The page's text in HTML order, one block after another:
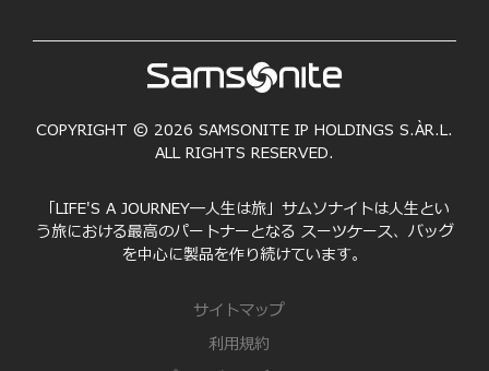
COPYRIGHT © 2026 SAMSONITE IP HOLDINGS S.ÀR.L.
ALL RIGHTS RESERVED.
「LIFE'S A JOURNEY―人生は旅」サムソナイトは人生とい
う旅における最高のパートナーとなる スーツケース、バッグ
を中心に製品を作り続けています。
サイトマップ
利用規約